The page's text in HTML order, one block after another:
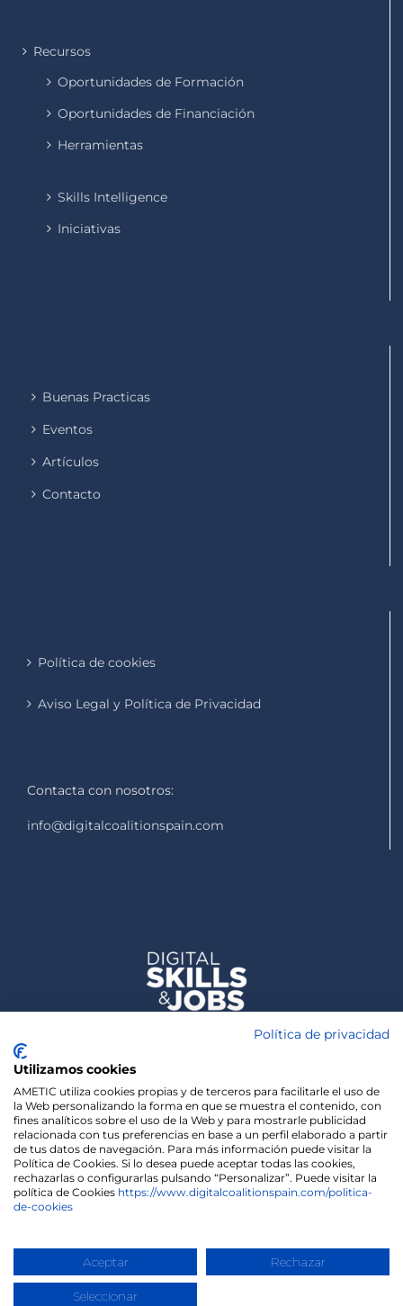
Recursos
Oportunidades de Formación
Oportunidades de Financiación
Herramientas
Skills Intelligence
Iniciativas
Buenas Practicas
Eventos
Artículos
Contacto
Política de cookies
Aviso Legal y Política de Privacidad
Contacta con nosotros:
info@digitalcoalitionspain.com
Copyright 2020 | Madisonmk
We use cookies on our website to give you the most
you consent to the use of ALL the cookies.
Cookie settings
Política de privacidad
Utilizamos cookies
AMETIC utiliza cookies propias y de terceros para facilitarle el uso de
la Web personalizando la forma en que se muestra el contenido, con
fines analíticos sobre el uso de la Web y para mostrarle publicidad
relacionada con tus preferencias en base a un perfil elaborado a partir
de tus datos de navegación. Para más información puede visitar la
Política de Cookies. Si lo desea puede aceptar todas las cookies,
rechazarlas o configurarlas pulsando “Personalizar”. Puede visitar la
política de Cookies https://www.digitalcoalitionspain.com/politica-
de-cookies
Aceptar Rechazar
Seleccionar